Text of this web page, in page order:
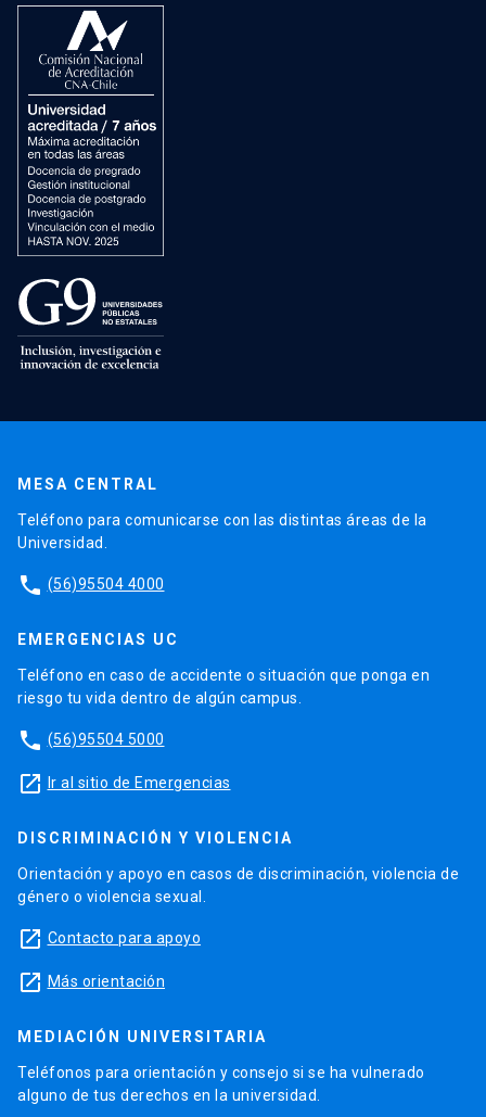
MESA CENTRAL
Teléfono para comunicarse con las distintas áreas de la
Universidad.
phone (56)95504 4000
EMERGENCIAS UC
Teléfono en caso de accidente o situación que ponga en
riesgo tu vida dentro de algún campus.
phone (56)95504 5000
launch Ir al sitio de Emergencias
DISCRIMINACIÓN Y VIOLENCIA
Orientación y apoyo en casos de discriminación, violencia de
género o violencia sexual.
launch Contacto para apoyo
launch Más orientación
MEDIACIÓN UNIVERSITARIA
Teléfonos para orientación y consejo si se ha vulnerado
alguno de tus derechos en la universidad.